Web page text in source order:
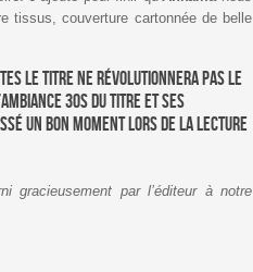
tissus, couverture cartonnée de belle
le titre ne révolutionnera pas le
30s du titre et ses
un bon moment lors de la lecture
gracieusement par l’éditeur à notre